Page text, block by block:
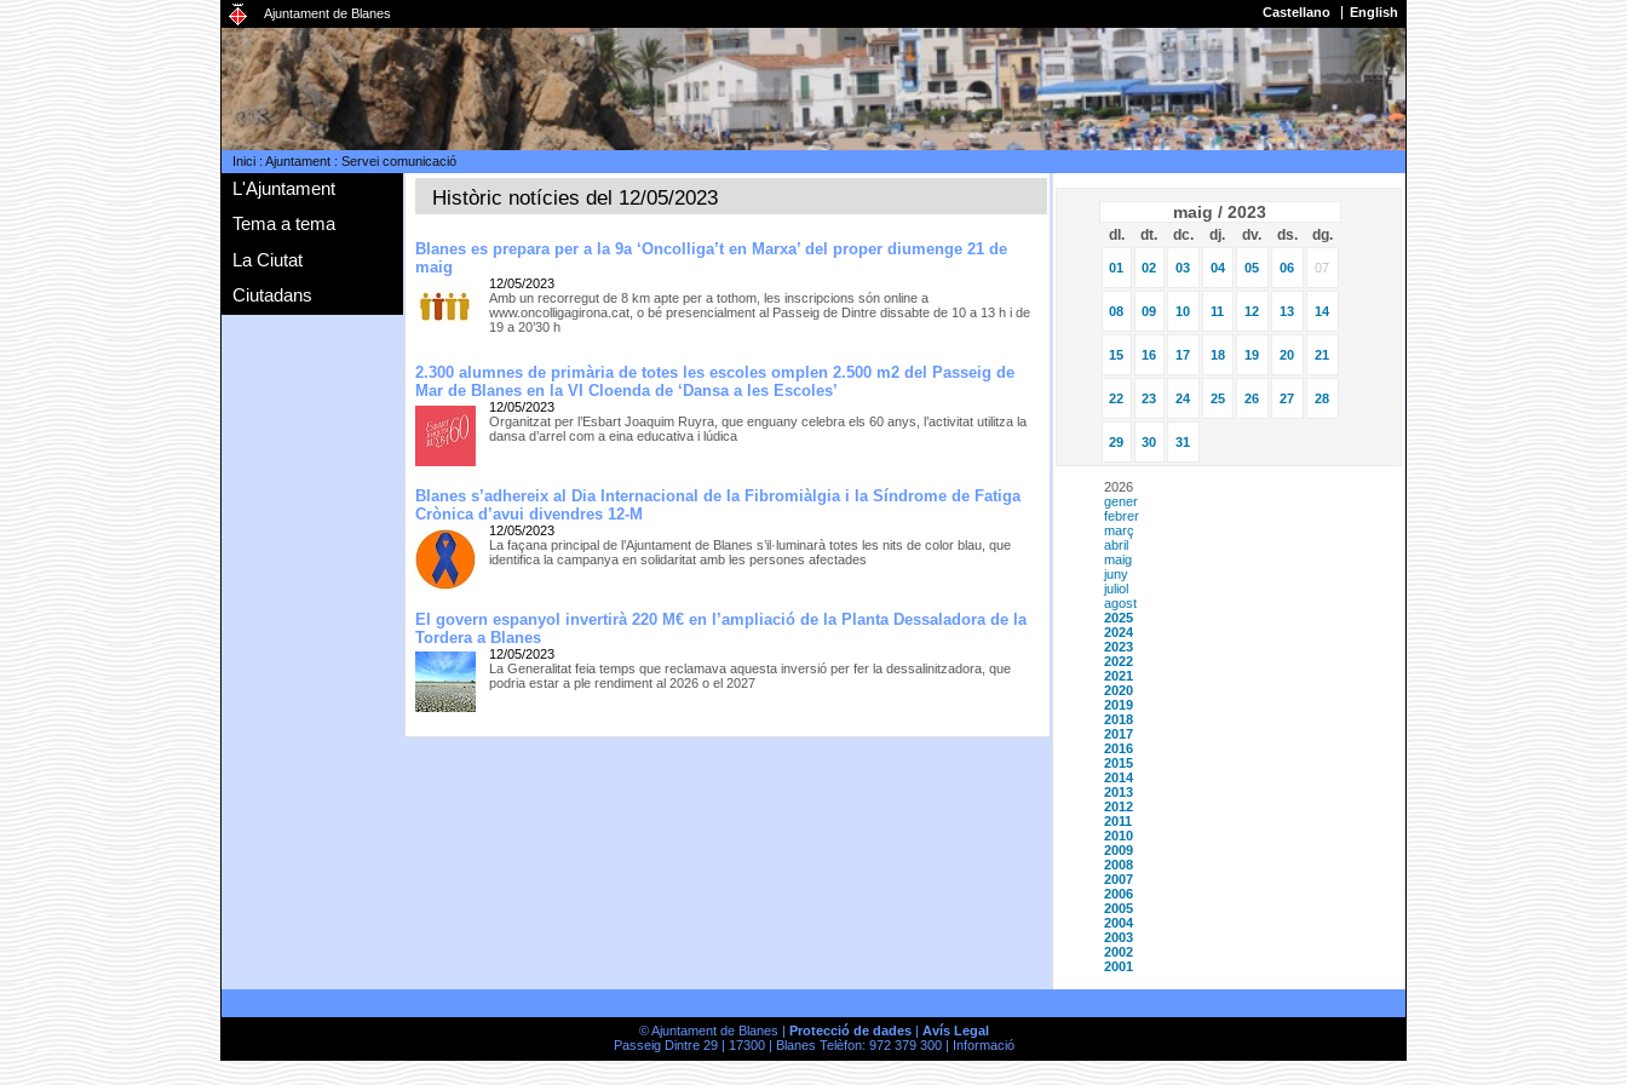
Ajuntament de Blanes Castellano English
Inici: Ajuntament: Servei comunicació
L'Ajuntament
Tema a tema
La Ciutat
Ciutadans
Històric notícies del 12/05/2023
Blanes es prepara per a la 9a ‘Oncolliga’t en Marxa’ del proper diumenge 21 de
maig
12/05/2023
Amb un recorregut de 8 km apte per a tothom, les inscripcions són online a
www.oncolligagirona.cat, o bé presencialment al Passeig de Dintre dissabte de 10 a 13 h i de
19 a 20’30 h
2.300 alumnes de primària de totes les escoles omplen 2.500 m2 del Passeig de
Mar de Blanes en la VI Cloenda de ‘Dansa a les Escoles’
12/05/2023
Organitzat per l’Esbart Joaquim Ruyra, que enguany celebra els 60 anys, l’activitat utilitza la
dansa d’arrel com a eina educativa i lúdica
Blanes s’adhereix al Dia Internacional de la Fibromiàlgia i la Síndrome de Fatiga
Crònica d’avui divendres 12-M
12/05/2023
La façana principal de l’Ajuntament de Blanes s’il·luminarà totes les nits de color blau, que
identifica la campanya en solidaritat amb les persones afectades
El govern espanyol invertirà 220 M€ en l’ampliació de la Planta Dessaladora de la
Tordera a Blanes
12/05/2023
La Generalitat feia temps que reclamava aquesta inversió per fer la dessalinitzadora, que
podria estar a ple rendiment al 2026 o el 2027
maig / 2023
dl. dt. dc. dj. dv. ds. dg.
01 02 03 04 05 06 07
08 09 10 11 12 13 14
15 16 17 18 19 20 21
22 23 24 25 26 27 28
29 30 31
2026
gener
febrer
març
abril
maig
juny
juliol
agost
2025
2024
2023
2022
2021
2020
2019
2018
2017
2016
2015
2014
2013
2012
2011
2010
2009
2008
2007
2006
2005
2004
2003
2002
2001
© Ajuntament de Blanes | Protecció de dades| Avís Legal
Passeig Dintre 29 | 17300 | Blanes Telèfon: 972 379 300 |
Informació